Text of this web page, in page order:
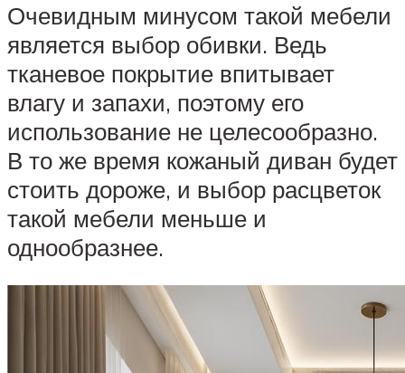
Очевидным минусом такой мебели
является выбор обивки. Ведь
тканевое покрытие впитывает
влагу и запахи, поэтому его
использование не целесообразно.
В то же время кожаный диван будет
стоить дороже, и выбор расцветок
такой мебели меньше и
однообразнее.